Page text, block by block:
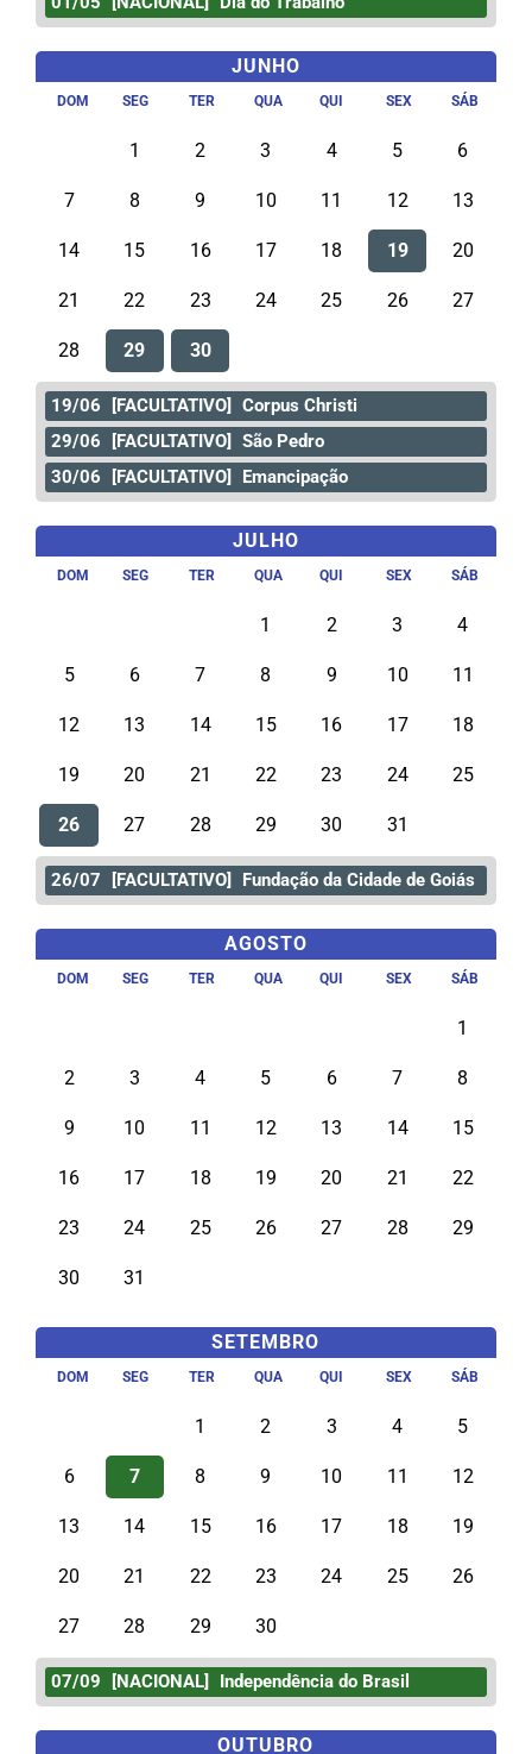
JUNHO
DOM SEG TER QUA QUI SEX SÁB
1 2 3 4 5 6
7 8 9 10 11 12 13
14 15 16 17 18 19 20
21 22 23 24 25 26 27
28 29 30
19/06 [FACULTATIVO]
Corpus Christi
29/06
[FACULTATIVO]
São Pedro
30/06
[FACULTATIVO] Emancipação
JULHO
DOM SEG TER QUA QUI SEX SÁB
1 2 3 4
5 6 7 8 9 10 11
12 13 14 15 16 17 18
19 20 21 22 23 24 25
26 27 28 29 30 31
26/07 [FACULTATIVO] Fundação da Cidade de Goiás
AGOSTO
DOM SEG TER QUA QUI SEX SÁB
1
2 3 4 5 6 7 8
9 10 11 12 13 14 15
16 17 18 19 20 21 22
23 24 25 26 27 28 29
30 31
SETEMBRO
DOM SEG TER QUA QUI SEX SÁB
1 2 3 4 5
6 7 8 9 10 11 12
13 14 15 16 17 18 19
20 21 22 23 24 25 26
27 28 29 30
07/09 [NACIONAL] Independência do Brasil
OUTUBRO